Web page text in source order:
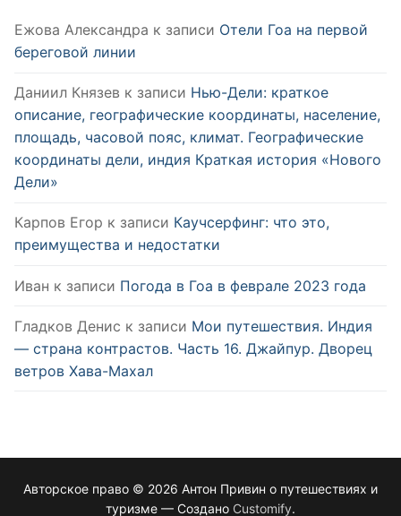
Ежова Александра к записи Отели Гоа на первой
береговой линии
Даниил Князев к записи Нью-Дели: краткое
описание, географические координаты, население,
площадь, часовой пояс, климат. Географические
координаты дели, индия Краткая история «Нового
Дели»
Карпов Егор к записи Каучсерфинг: что это,
преимущества и недостатки
Иван к записи Погода в Гоа в феврале 2023 года
Гладков Денис к записи Мои путешествия. Индия
— страна контрастов. Часть 16. Джайпур. Дворец
ветров Хава-Махал
Авторское право © 2026 Антон Привин о путешествиях и
туризме — Создано Customify.